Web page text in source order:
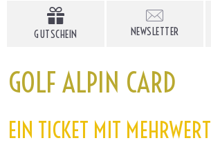
GUTSCHEIN NEWSLETTER
GOLF ALPIN CARD
EIN TICKET MIT MEHRWERT